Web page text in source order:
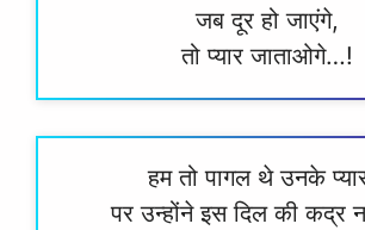
जब दूर हो जाएंगे,
तो प्यार जाताओगे…!
हम तो पागल थे उनके
पर उन्होंने इस दिल की कद्र